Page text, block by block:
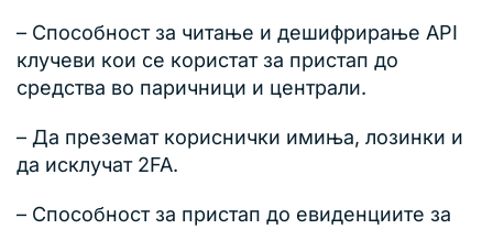
– Способност за читање и дешифрирање API
клучеви кои се користат за пристап до
средства во паричници и централи.
– Да преземат кориснички имиња, лозинки и
да исклучат 2FA.
– Способност за пристап до евиденциите за